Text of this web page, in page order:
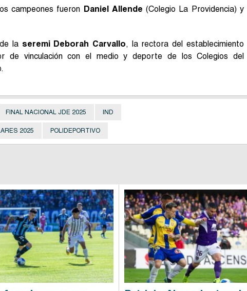
campeones fueron Daniel Allende (Colegio La Providencia) y
la seremi Deborah Carvallo, la rectora del establecimiento
de vinculación con el medio y deporte de los Colegios del
FINAL NACIONAL JDE 2025 IND
2025 POLIDEPORTIVO